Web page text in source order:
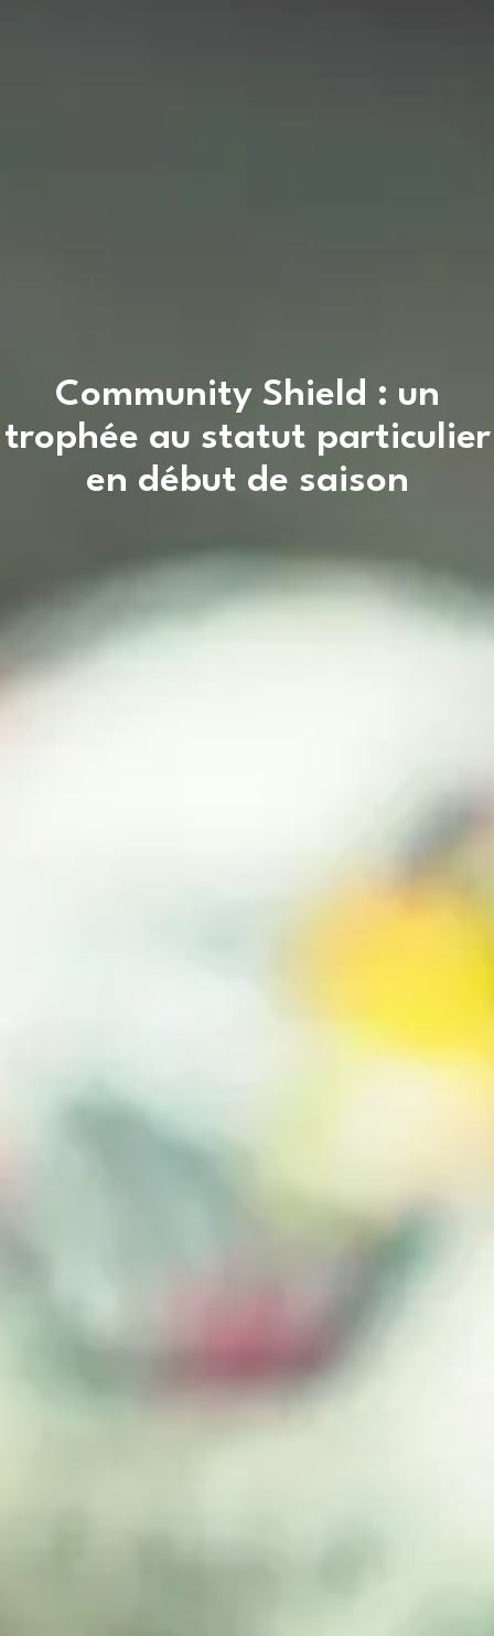
Community Shield : un
trophée au statut particulier
en début de saison